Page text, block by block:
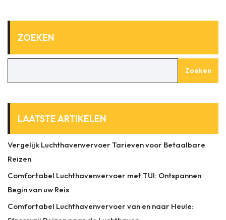
ZOEKEN
Zoeken
LAATSTE ARTIKELEN
Vergelijk Luchthavenvervoer Tarieven voor Betaalbare
Reizen
Comfortabel Luchthavenvervoer met TUI: Ontspannen
Begin van uw Reis
Comfortabel Luchthavenvervoer van en naar Heule: